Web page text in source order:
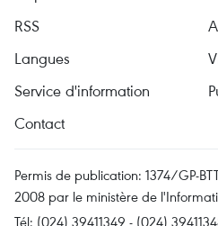
RSS
Langues
Service d'information
Contact
Permis de publication: 1374/GP-
2008 par le ministère de
Tél: (024) 39411349 - (024)